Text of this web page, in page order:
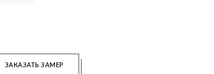
ЗАКАЗАТЬ ЗАМЕР